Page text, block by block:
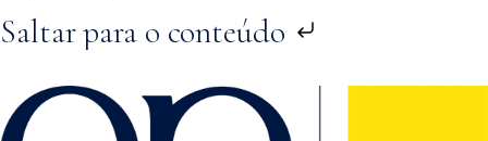
Saltar para o conteúdo